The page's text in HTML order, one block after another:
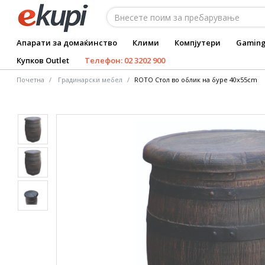
Апарати за домаќинство Клими Компјутери
Купков Outlet
Телефон: 02 3202 900
Почетна Градинарски мебел ROTO Стол во облик на буре 40x55cm